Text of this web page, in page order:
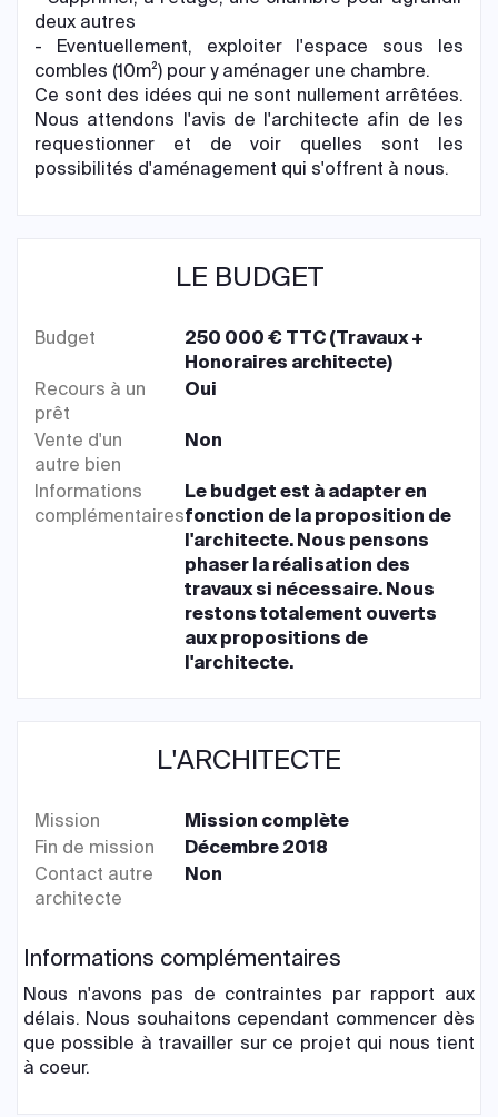
deux autres
- Eventuellement, exploiter l'espace sous les
combles (10m²) pour y aménager une chambre.
Ce sont des idées qui ne sont nullement arrêtées.
Nous attendons l'avis de l'architecte afin de les
requestionner et de voir quelles sont les
possibilités d'aménagement qui s'offrent à nous.
LE BUDGET
Budget
250 000 € TTC (Travaux +
Honoraires architecte)
Recours à un
prêt
Oui
Vente d'un
autre bien
Non
Informations
complémentaires
Le budget est à adapter en
fonction de la proposition de
l'architecte. Nous pensons
phaser la réalisation des
travaux si nécessaire. Nous
restons totalement ouverts
aux propositions de
l'architecte.
L'ARCHITECTE
Mission
Mission complète
Fin de mission
Décembre 2018
Contact autre
architecte
Non
Informations complémentaires
Nous n'avons pas de contraintes par rapport aux
délais. Nous souhaitons cependant commencer dès
que possible à travailler sur ce projet qui nous tient
à coeur.